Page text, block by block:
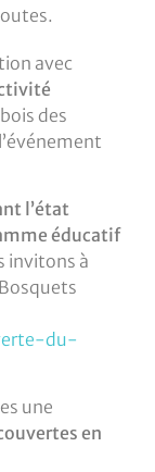
avec
des
l’état
éducatif
invitons à
du-
une
en